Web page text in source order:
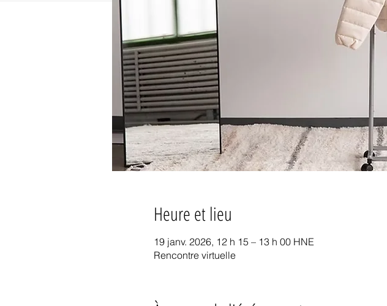
Heure et lieu
19 janv. 2026, 12 h 15 – 13 h 00 HNE
Rencontre virtuelle